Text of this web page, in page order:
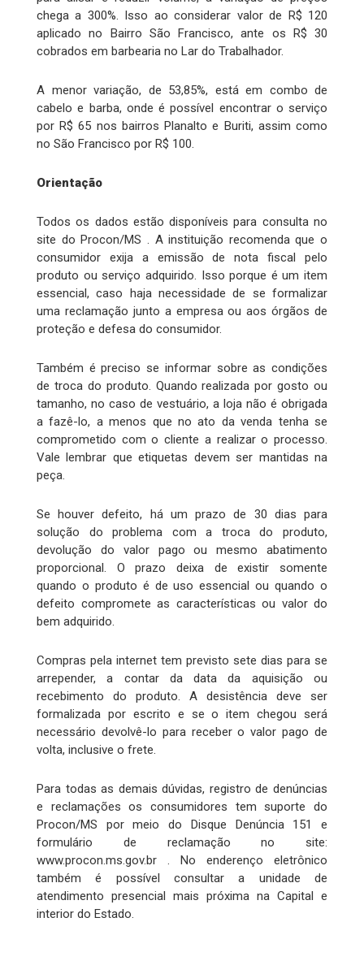
chega a 300%. Isso ao considerar valor de R$ 120
aplicado no Bairro São Francisco, ante os R$ 30
cobrados em barbearia no Lar do Trabalhador.
A menor variação, de 53,85%, está em combo de
cabelo e barba, onde é possível encontrar o serviço
por R$ 65 nos bairros Planalto e Buriti, assim como
no São Francisco por R$ 100.
Orientação
Todos os dados estão disponíveis para consulta no
site do Procon/MS . A instituição recomenda que o
consumidor exija a emissão de nota fiscal pelo
produto ou serviço adquirido. Isso porque é um item
essencial, caso haja necessidade de se formalizar
uma reclamação junto a empresa ou aos órgãos de
proteção e defesa do consumidor.
Também é preciso se informar sobre as condições
de troca do produto. Quando realizada por gosto ou
tamanho, no caso de vestuário, a loja não é obrigada
a fazê-lo, a menos que no ato da venda tenha se
comprometido com o cliente a realizar o processo.
Vale lembrar que etiquetas devem ser mantidas na
peça.
Se houver defeito, há um prazo de 30 dias para
solução do problema com a troca do produto,
devolução do valor pago ou mesmo abatimento
proporcional. O prazo deixa de existir somente
quando o produto é de uso essencial ou quando o
defeito compromete as características ou valor do
bem adquirido.
Compras pela internet tem previsto sete dias para se
arrepender, a contar da data da aquisição ou
recebimento do produto. A desistência deve ser
formalizada por escrito e se o item chegou será
necessário devolvê-lo para receber o valor pago de
volta, inclusive o frete.
Para todas as demais dúvidas, registro de denúncias
e reclamações os consumidores tem suporte do
Procon/MS por meio do Disque Denúncia 151 e
formulário de reclamação no site:
www.procon.ms.gov.br . No enderenço eletrônico
também é possível consultar a unidade de
atendimento presencial mais próxima na Capital e
interior do Estado.